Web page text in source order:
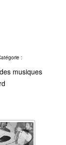
:
musiques